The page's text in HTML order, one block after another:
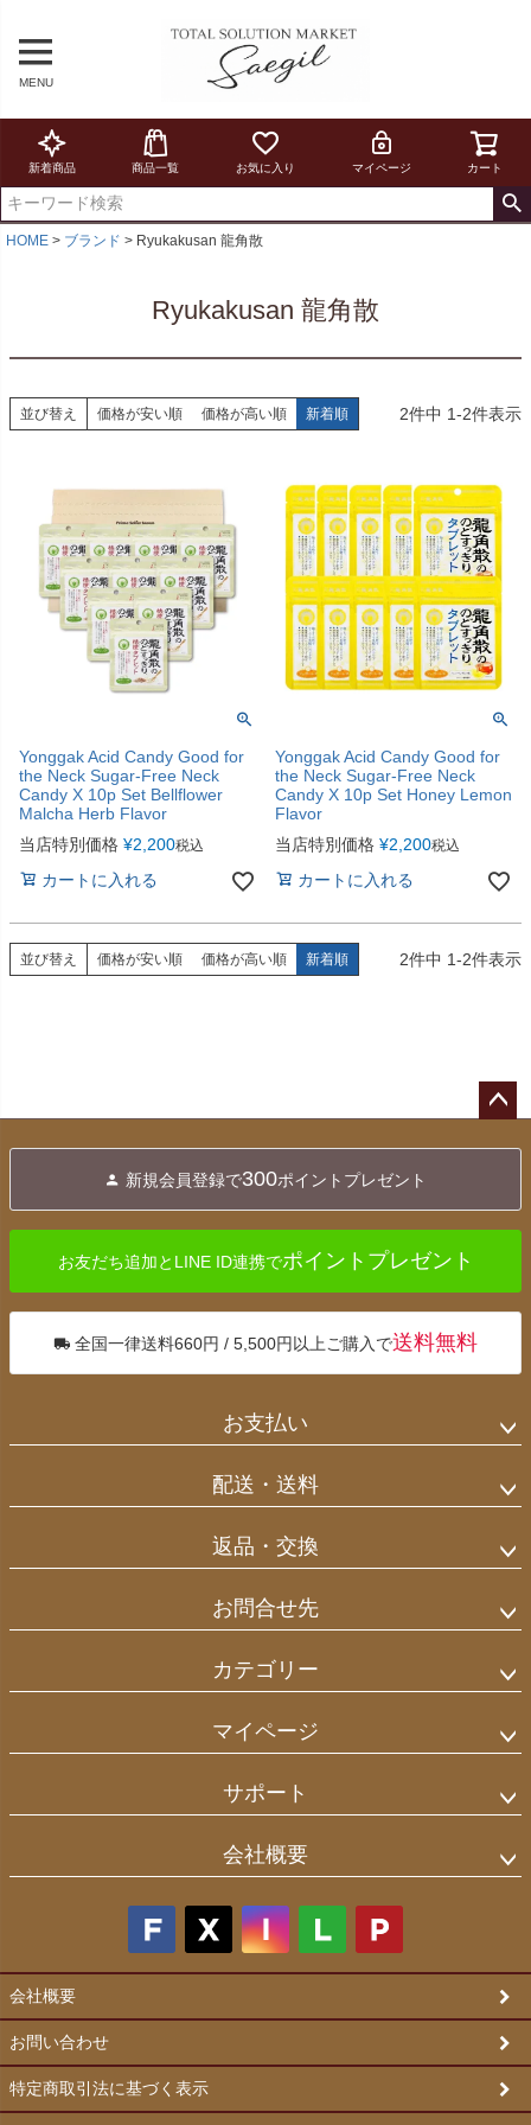
MENU
新着商品 商品一覧 お気に入り マイページ カート
HOME ブランド Ryukakusan 龍角散
Ryukakusan 龍角散
並び替え 価格が安い順 価格が高い順 新着順 2件中 1-2件表示
Yonggak Acid Candy Good for
the Neck Sugar-Free Neck
Candy X 10p Set Bellflower
Malcha Herb Flavor
当店特別価格 ¥2,200税込
カートに入れる
Yonggak Acid Candy Good for
the Neck Sugar-Free Neck
Candy X 10p Set Honey Lemon
Flavor
当店特別価格 ¥2,200税込
カートに入れる
並び替え 価格が安い順 価格が高い順 新着順 2件中 1-2件表示
へ
新規会員登録で300ポイントプレゼント
お友だち追加とLINE ID連携でポイントプレゼント
全国一律送料660円 / 5,500円以上ご購入で送料無料
お支払い
配送・送料
返品・交換
お問合せ先
カテゴリー
マイページ
サポート
会社概要
会社概要
お問い合わせ
特定商取引法に基づく表示